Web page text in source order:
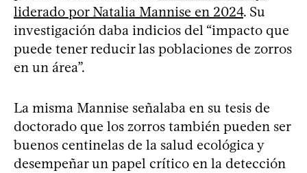
liderado por Natalia Mannise en 2024. Su
investigación daba indicios del “impacto que
puede tener reducir las poblaciones de zorros
en un área”.
La misma Mannise señalaba en su tesis de
doctorado que los zorros también pueden ser
buenos centinelas de la salud ecológica y
desempeñar un papel crítico en la detección